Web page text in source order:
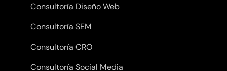
Consultoría Diseño Web
Consultoría SEM
Consultoría CRO
Consultoría Social Media